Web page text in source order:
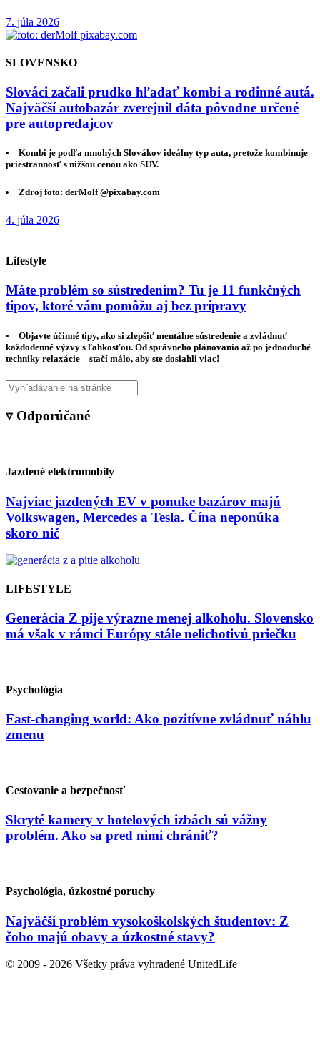
7. júla 2026
SLOVENSKO
Slováci začali prudko hľadať kombi a rodinné autá.
Najväčší autobazár zverejnil dáta pôvodne určené
pre autopredajcov
Kombi je podľa mnohých Slovákov ideálny typ auta, pretože kombinuje
priestrannosť s nižšou cenou ako SUV.
Zdroj foto: derMolf @pixabay.com
4. júla 2026
Lifestyle
Máte problém so sústredením? Tu je 11 funkčných
tipov, ktoré vám pomôžu aj bez prípravy
Objavte účinné tipy, ako si zlepšiť mentálne sústredenie a zvládnuť
každodenné výzvy s ľahkosťou. Od správneho plánovania až po jednoduché
techniky relaxácie – stačí málo, aby ste dosiahli viac!
▿ Odporúčané
Jazdené elektromobily
Najviac jazdených EV v ponuke bazárov majú
Volkswagen, Mercedes a Tesla. Čína neponúka
skoro nič
LIFESTYLE
Generácia Z pije výrazne menej alkoholu. Slovensko
má však v rámci Európy stále nelichotivú priečku
Psychológia
Fast-changing world: Ako pozitívne zvládnuť náhlu
zmenu
Cestovanie a bezpečnosť
Skryté kamery v hotelových izbách sú vážny
problém. Ako sa pred nimi chrániť?
Psychológia, úzkostné poruchy
Najväčší problém vysokoškolských študentov: Z
čoho majú obavy a úzkostné stavy?
© 2009 - 2026 Všetky práva vyhradené UnitedLife